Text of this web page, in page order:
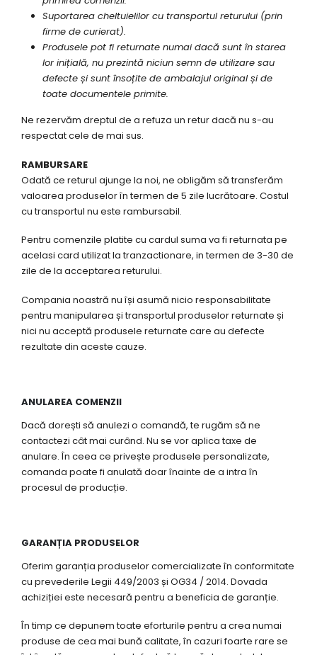
Suportarea cheltuielilor cu transportul returului (prin
firme de curierat).
Produsele pot fi returnate numai dacă sunt în starea
lor inițială, nu prezintă niciun semn de utilizare sau
defecte și sunt însoțite de ambalajul original și de
toate documentele primite.
Ne rezervăm dreptul de a refuza un retur dacă nu s-au
respectat cele de mai sus.
RAMBURSARE
Odată ce returul ajunge la noi, ne obligăm să transferăm
valoarea produselor în termen de 5 zile lucrătoare. Costul
cu transportul nu este rambursabil.
Pentru comenzile platite cu cardul suma va fi returnata pe
acelasi card utilizat la tranzactionare, in termen de 3-30 de
zile de la acceptarea returului.
Compania noastră nu își asumă nicio responsabilitate
pentru manipularea și transportul produselor returnate și
nici nu acceptă produsele returnate care au defecte
rezultate din aceste cauze.
ANULAREA COMENZII
Dacă dorești să anulezi o comandă, te rugăm să ne
contactezi cât mai curând. Nu se vor aplica taxe de
anulare. În ceea ce privește produsele personalizate,
comanda poate fi anulată doar înainte de a intra în
procesul de producție.
GARANȚIA PRODUSELOR
Oferim garanția produselor comercializate în conformitate
cu prevederile Legii 449/2003 și OG34 / 2014. Dovada
achiziției este necesară pentru a beneficia de garanție.
În timp ce depunem toate eforturile pentru a crea numai
produse de cea mai bună calitate, în cazuri foarte rare se